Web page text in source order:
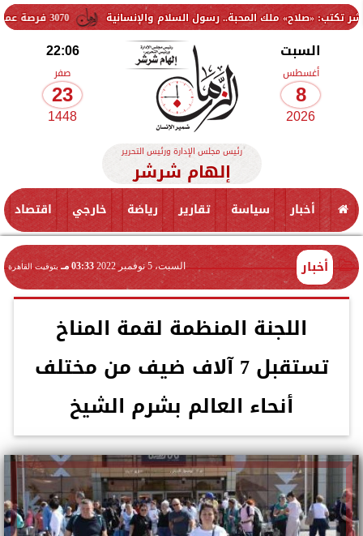
3070 فرصة عمل جديدة بالقطاع الخاص.. وظائف برواتب تصل إلى 9500 جنيه ملك المحبة.. رسول السلام والإنسانية
السبت
أغسطس
8
2026
22:06
صفر
23
1448
رئيس مجلس الإدارة ورئيس التحرير
إلهام شرشر
أخبار سياسة تقارير رياضة خارجي اقتصاد
أخبار السبت، 5 نوفمبر 2022 03:33 مـ بتوقيت القاهرة
اللجنة المنظمة لقمة المناخ
تستقبل 7 آلاف ضيف من مختلف
أنحاء العالم بشرم الشيخ